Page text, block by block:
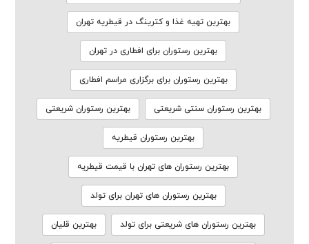
بهترین تهیه غذا و کترینگ در قیطریه تهران
بهترین رستوران برای افطاری در تهران
بهترین رستوران برای برگزاری مراسم افطاری
بهترین رستوران سنتی شریعتی بهترین رستوران شریعتی
بهترین رستوران قیطریه
بهترین رستوران های تهران با قیمت قیطریه
بهترین رستوران های تهران برای تولد
بهترین رستوران های شریعتی برای تولد بهترین قلیان